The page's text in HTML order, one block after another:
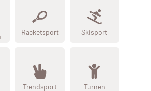
Racketsport Skisport
Trendsport Turnen